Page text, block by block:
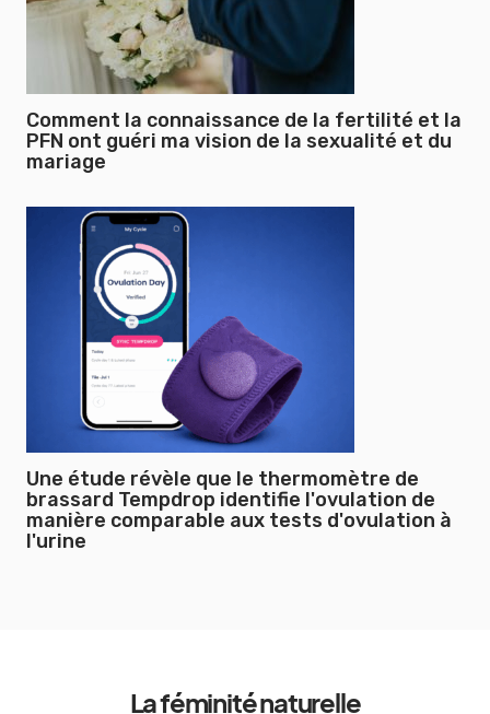
Comment la connaissance de la fertilité et la
PFN ont guéri ma vision de la sexualité et du
mariage
Une étude révèle que le thermomètre de
brassard Tempdrop identifie l'ovulation de
manière comparable aux tests d'ovulation à
l'urine
La féminité naturelle